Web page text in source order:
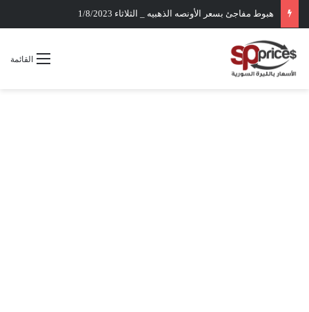
هبوط مفاجئ بسعر الأونصه الذهبيه _ الثلاثاء 1/8/2023
القائمة